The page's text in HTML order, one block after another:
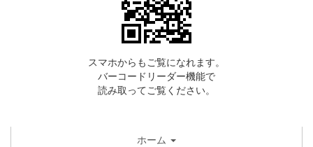
スマホからもご覧になれます。
バーコードリーダー機能で
読み取ってご覧ください。
ホーム